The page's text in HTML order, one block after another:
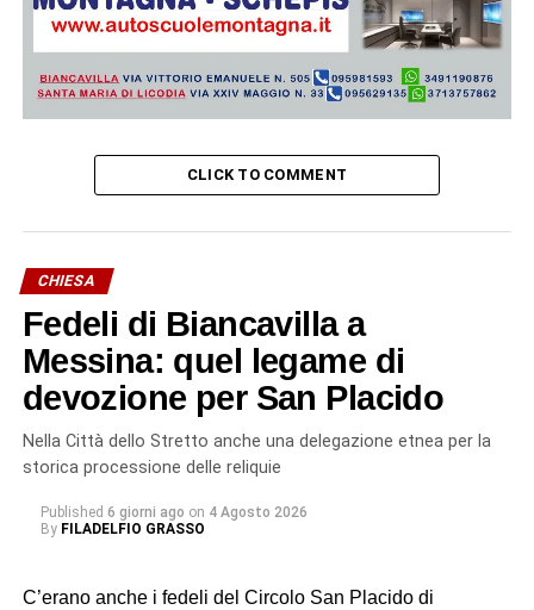
CLICK TO COMMENT
CHIESA
Fedeli di Biancavilla a
Messina: quel legame di
devozione per San Placido
Nella Città dello Stretto anche una delegazione etnea per la
storica processione delle reliquie
Published 6 giorni ago on 4 Agosto 2026
By FILADELFIO GRASSO
C’erano anche i fedeli del Circolo San Placido di